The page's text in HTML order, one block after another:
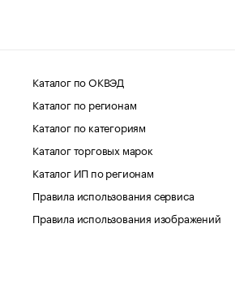
Каталог по ОКВЭД
Каталог по регионам
Каталог по категориям
Каталог торговых марок
Каталог ИП по регионам
Правила использования сервиса
Правила использования изображений